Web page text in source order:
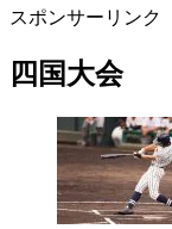
スポンサーリンク
四国大会